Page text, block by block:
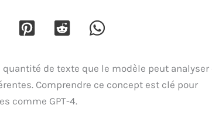
de texte que le modèle peut analyser
Comprendre ce concept est clé pour
comme GPT-4.